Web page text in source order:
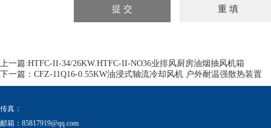
上一篇:HTFC-II-34/26KW.HTFC-II-NO36业排风厨房油烟抽风机箱
下一篇： CFZ-11Q16-0.55KW油浸式轴流冷却风机 户外耐温强散热装置
传真：
邮箱： 85817919@qq.com